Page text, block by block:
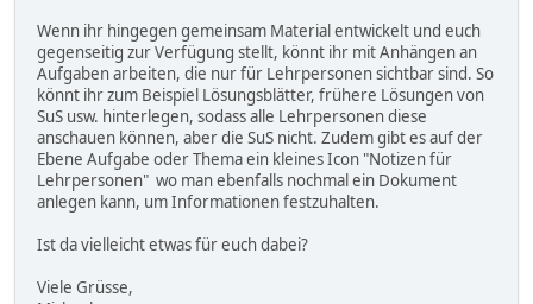
Wenn ihr hingegen gemeinsam Material entwickelt und euch
gegenseitig zur Verfügung stellt, könnt ihr mit Anhängen an
Aufgaben arbeiten, die nur für Lehrpersonen sichtbar sind. So
könnt ihr zum Beispiel Lösungsblätter, frühere Lösungen von
SuS usw. hinterlegen, sodass alle Lehrpersonen diese
anschauen können, aber die SuS nicht. Zudem gibt es auf der
Ebene Aufgabe oder Thema ein kleines Icon "Notizen für
Lehrpersonen" wo man ebenfalls nochmal ein Dokument
anlegen kann, um Informationen festzuhalten.
Ist da vielleicht etwas für euch dabei?
Viele Grüsse,